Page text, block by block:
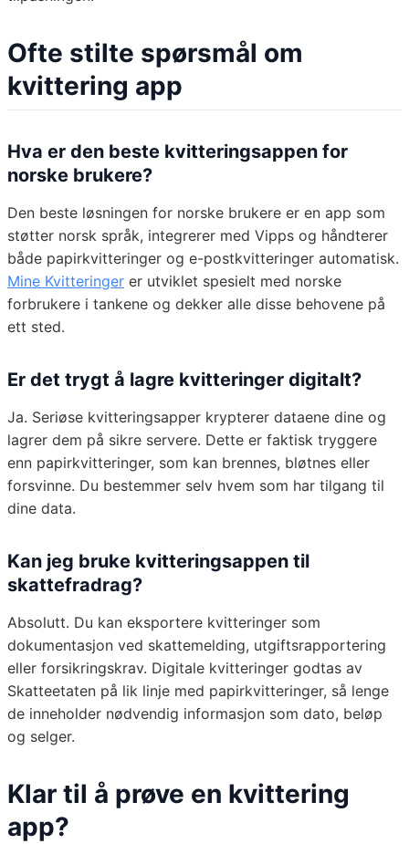
Ofte stilte spørsmål om
kvittering app
Hva er den beste kvitteringsappen for
norske brukere?
Den beste løsningen for norske brukere er en app som
støtter norsk språk, integrerer med Vipps og håndterer
både papirkvitteringer og e-postkvitteringer automatisk.
Mine Kvitteringer er utviklet spesielt med norske
forbrukere i tankene og dekker alle disse behovene på
ett sted.
Er det trygt å lagre kvitteringer digitalt?
Ja. Seriøse kvitteringsapper krypterer dataene dine og
lagrer dem på sikre servere. Dette er faktisk tryggere
enn papirkvitteringer, som kan brennes, bløtnes eller
forsvinne. Du bestemmer selv hvem som har tilgang til
dine data.
Kan jeg bruke kvitteringsappen til
skattefradrag?
Absolutt. Du kan eksportere kvitteringer som
dokumentasjon ved skattemelding, utgiftsrapportering
eller forsikringskrav. Digitale kvitteringer godtas av
Skatteetaten på lik linje med papirkvitteringer, så lenge
de inneholder nødvendig informasjon som dato, beløp
og selger.
Klar til å prøve en kvittering
app?